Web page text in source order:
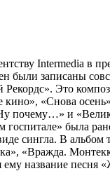
Intermedia в
были записаны
Рекордс». Это
кино», «Снова
почему…» и
госпитале» была
сингла. В
«Вражда.
название песня